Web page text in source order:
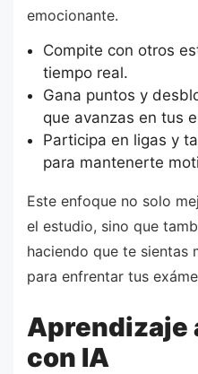
emocionante.
Compite con otros
tiempo real.
Gana puntos y
que avanzas en tus
Participa en ligas y
para mantenerte
Este enfoque no solo
el estudio, sino que
haciendo que te sientas
para enfrentar tus
Aprendizaje
con IA